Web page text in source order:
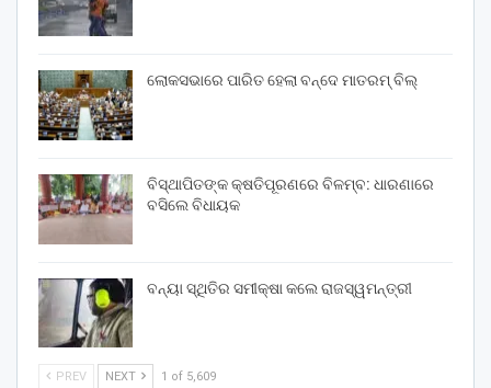
ଲୋକସଭାରେ ପାରିତ ହେଲା ବନ୍ଦେ ମାତରମ୍‌ ବିଲ୍‌
ବିସ୍ଥାପିତଙ୍କ କ୍ଷତିପୂରଣରେ ବିଳମ୍ବ: ଧାରଣାରେ
ବସିଲେ ବିଧାୟକ
ବନ୍ୟା ସ୍ଥିତିର ସମୀକ୍ଷା କଲେ ରାଜସ୍ୱମନ୍ତ୍ରୀ
PREV NEXT 1 of 5,609